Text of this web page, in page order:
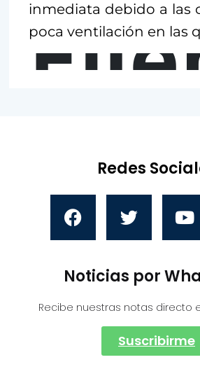
inmediata debido a las
poca ventilación en las
Redes
Noticias por
Recibe nuestras notas directo
Suscribirme